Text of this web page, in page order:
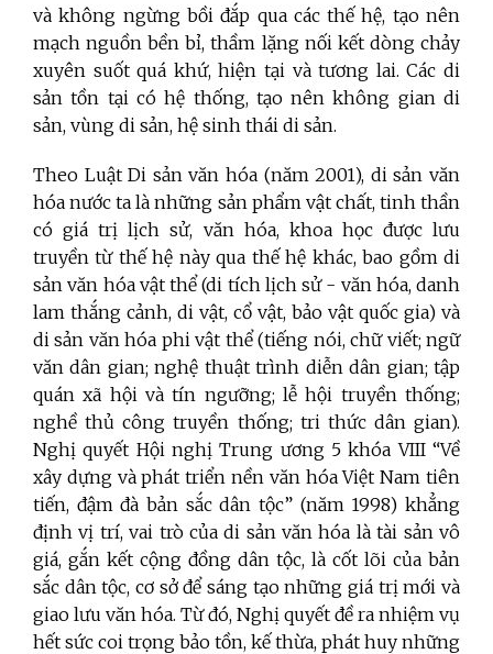
và không ngừng bồi đắp qua các thế hệ, tạo nên
mạch nguồn bền bỉ, thầm lặng nối kết dòng chảy
xuyên suốt quá khứ, hiện tại và tương lai. Các di
sản tồn tại có hệ thống, tạo nên không gian di
sản, vùng di sản, hệ sinh thái di sản.
Theo Luật Di sản văn hóa (năm 2001), di sản văn
hóa nước ta là những sản phẩm vật chất, tinh thần
có giá trị lịch sử, văn hóa, khoa học được lưu
truyền từ thế hệ này qua thế hệ khác, bao gồm di
sản văn hóa vật thể (di tích lịch sử - văn hóa, danh
lam thắng cảnh, di vật, cổ vật, bảo vật quốc gia) và
di sản văn hóa phi vật thể (tiếng nói, chữ viết; ngữ
văn dân gian; nghệ thuật trình diễn dân gian; tập
quán xã hội và tín ngưỡng; lễ hội truyền thống;
nghề thủ công truyền thống; tri thức dân gian).
Nghị quyết Hội nghị Trung ương 5 khóa VIII “Về
xây dựng và phát triển nền văn hóa Việt Nam tiên
tiến, đậm đà bản sắc dân tộc” (năm 1998) khẳng
định vị trí, vai trò của di sản văn hóa là tài sản vô
giá, gắn kết cộng đồng dân tộc, là cốt lõi của bản
sắc dân tộc, cơ sở để sáng tạo những giá trị mới và
giao lưu văn hóa. Từ đó, Nghị quyết đề ra nhiệm vụ
hết sức coi trọng bảo tồn, kế thừa, phát huy những